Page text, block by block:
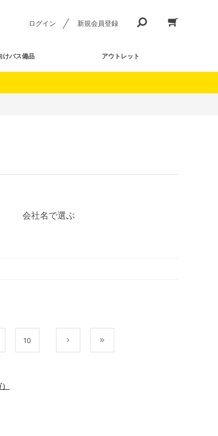
ログイン 新規会員登録
けバス備品 アウトレット
会社名で選ぶ
10